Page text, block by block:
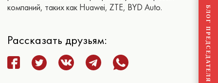
компаний, таких как Huawei, ZTE, BYD Auto.
Рассказать друзьям: БЛОГ ПРЕДСЕДАТЕЛЯ